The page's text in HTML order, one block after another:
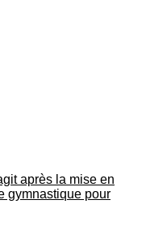
après la mise en
gymnastique pour